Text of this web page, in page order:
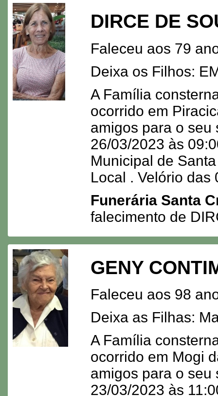
DIRCE DE
Faleceu aos 79
Deixa os Filhos:
A Família
ocorrido em
amigos para o seu
26/03/2023 às
Municipal de
Local . Velório das
Funerária Santa
falecimento de
GENY
Faleceu aos 98
Deixa as Filhas:
A Família
ocorrido em Mogi
amigos para o seu
23/03/2023 às